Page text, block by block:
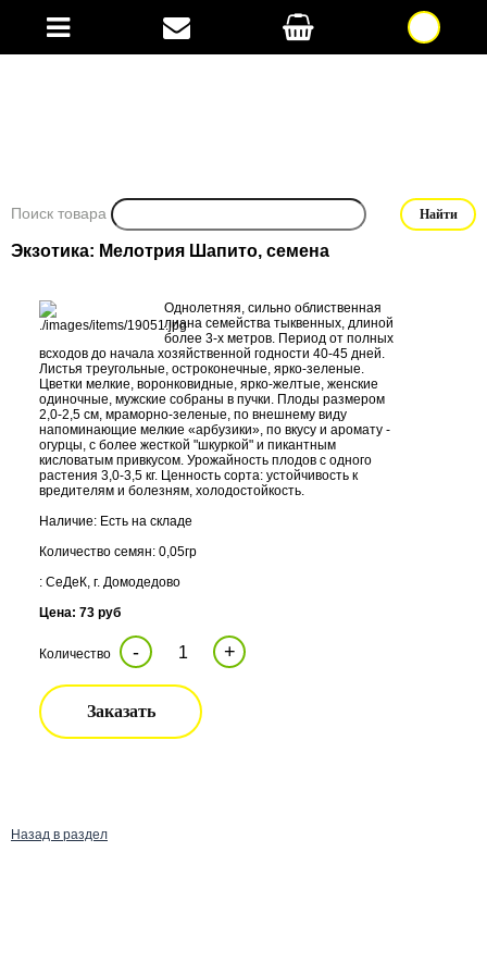
Поиск товара
Экзотика: Мелотрия Шапито, семена
Однолетняя, сильно облиственная
лиана семейства тыквенных, длиной
более 3-х метров. Период от полных
всходов до начала хозяйственной годности 40-45 дней.
Листья треугольные, остроконеч­ные, ярко-зеленые.
Цветки мелкие, воронковидные, ярко-желтые, женские
одиночные, мужские собраны в пучки. Плоды размером
2,0-2,5 см, мраморно-зеленые, по внешнему виду
напоминающие мелкие «арбузики», по вкусу и аромату -
огурцы, с более жесткой "шкуркой" и пикантным
кисловатым привкусом. Урожайность плодов с одного
растения 3,0-3,5 кг. Ценность сорта: устойчивость к
вредителям и болезням, холодостойкость.
Наличие: Есть на складе
Количество семян: 0,05гр
: СеДеК, г. Домодедово
Цена: 73 руб
Количество - +
Заказать
Назад в раздел